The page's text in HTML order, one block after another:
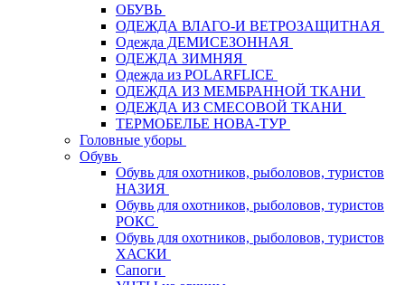
ОБУВЬ
ОДЕЖДА ВЛАГО-И ВЕТРОЗАЩИТНАЯ
Одежда ДЕМИСЕЗОННАЯ
ОДЕЖДА ЗИМНЯЯ
Одежда из POLARFLICE
ОДЕЖДА ИЗ МЕМБРАННОЙ ТКАНИ
ОДЕЖДА ИЗ СМЕСОВОЙ ТКАНИ
ТЕРМОБЕЛЬЕ НОВА-ТУР
Головные уборы
Обувь
Обувь для охотников, рыболовов, туристов
НАЗИЯ
Обувь для охотников, рыболовов, туристов
РОКС
Обувь для охотников, рыболовов, туристов
ХАСКИ
Сапоги